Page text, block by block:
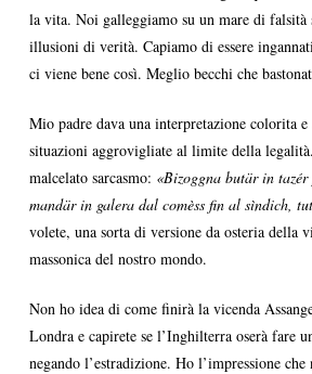
la vita. Noi galleggiamo su un mare di falsità
illusioni di verità. Capiamo di essere
ci viene bene così. Meglio becchi che
Mio padre dava una interpretazione colorita
situazioni aggrovigliate al limite della
malcelato sarcasmo: «Bizoggna butär in tazér
mandär in galera dal comèss fin al sìndich,
volete, una sorta di versione da osteria della
massonica del nostro mondo.
Non ho idea di come finirà la vicenda
Londra e capirete se l’Inghilterra oserà fare
negando l’estradizione. Ho l’impressione che